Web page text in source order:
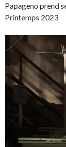
Papageno prend
Printemps 2023